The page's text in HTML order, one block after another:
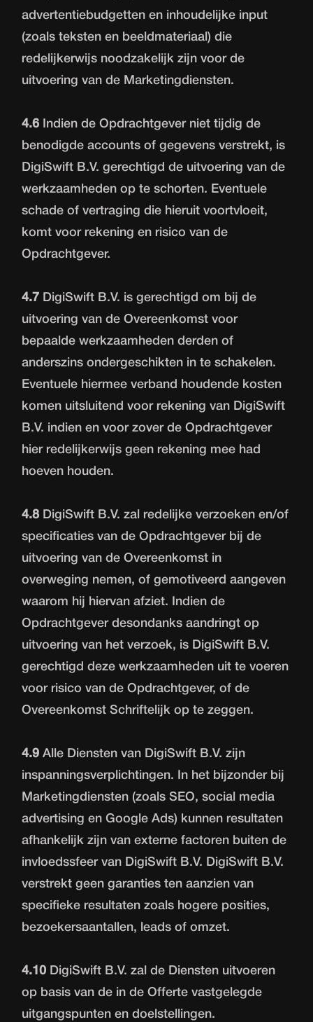
advertentiebudgetten en inhoudelijke input
(zoals teksten en beeldmateriaal) die
redelijkerwijs noodzakelijk zijn voor de
uitvoering van de Marketingdiensten.
4.6 Indien de Opdrachtgever niet tijdig de
benodigde accounts of gegevens verstrekt, is
DigiSwift B.V. gerechtigd de uitvoering van de
werkzaamheden op te schorten. Eventuele
schade of vertraging die hieruit voortvloeit,
komt voor rekening en risico van de
Opdrachtgever.
4.7 DigiSwift B.V. is gerechtigd om bij de
uitvoering van de Overeenkomst voor
bepaalde werkzaamheden derden of
anderszins ondergeschikten in te schakelen.
Eventuele hiermee verband houdende kosten
komen uitsluitend voor rekening van DigiSwift
B.V. indien en voor zover de Opdrachtgever
hier redelijkerwijs geen rekening mee had
hoeven houden.
4.8 DigiSwift B.V. zal redelijke verzoeken en/of
specificaties van de Opdrachtgever bij de
uitvoering van de Overeenkomst in
overweging nemen, of gemotiveerd aangeven
waarom hij hiervan afziet. Indien de
Opdrachtgever desondanks aandringt op
uitvoering van het verzoek, is DigiSwift B.V.
gerechtigd deze werkzaamheden uit te voeren
voor risico van de Opdrachtgever, of de
Overeenkomst Schriftelijk op te zeggen.
4.9 Alle Diensten van DigiSwift B.V. zijn
inspanningsverplichtingen. In het bijzonder bij
Marketingdiensten (zoals SEO, social media
advertising en Google Ads) kunnen resultaten
afhankelijk zijn van externe factoren buiten de
invloedssfeer van DigiSwift B.V. DigiSwift B.V.
verstrekt geen garanties ten aanzien van
specifieke resultaten zoals hogere posities,
bezoekersaantallen, leads of omzet.
4.10 DigiSwift B.V. zal de Diensten uitvoeren
op basis van de in de Offerte vastgelegde
uitgangspunten en doelstellingen.